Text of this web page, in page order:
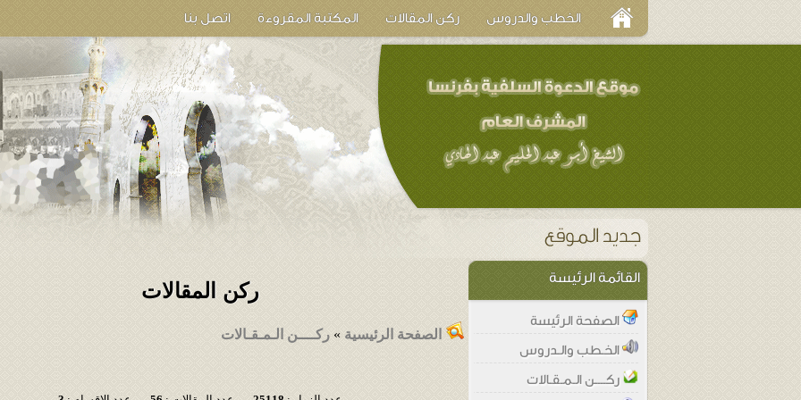
الخطب والدروس ركن المقالات المكتبة المقروءة اتصل بنا
ركن المقالات
الصفحة الرئيسية » ركــــن الـمـقـالات
القائمة الرئيسة
الصفحة الرئيسة
الخـطب والـدروس
ركــــن الـمـقـالات